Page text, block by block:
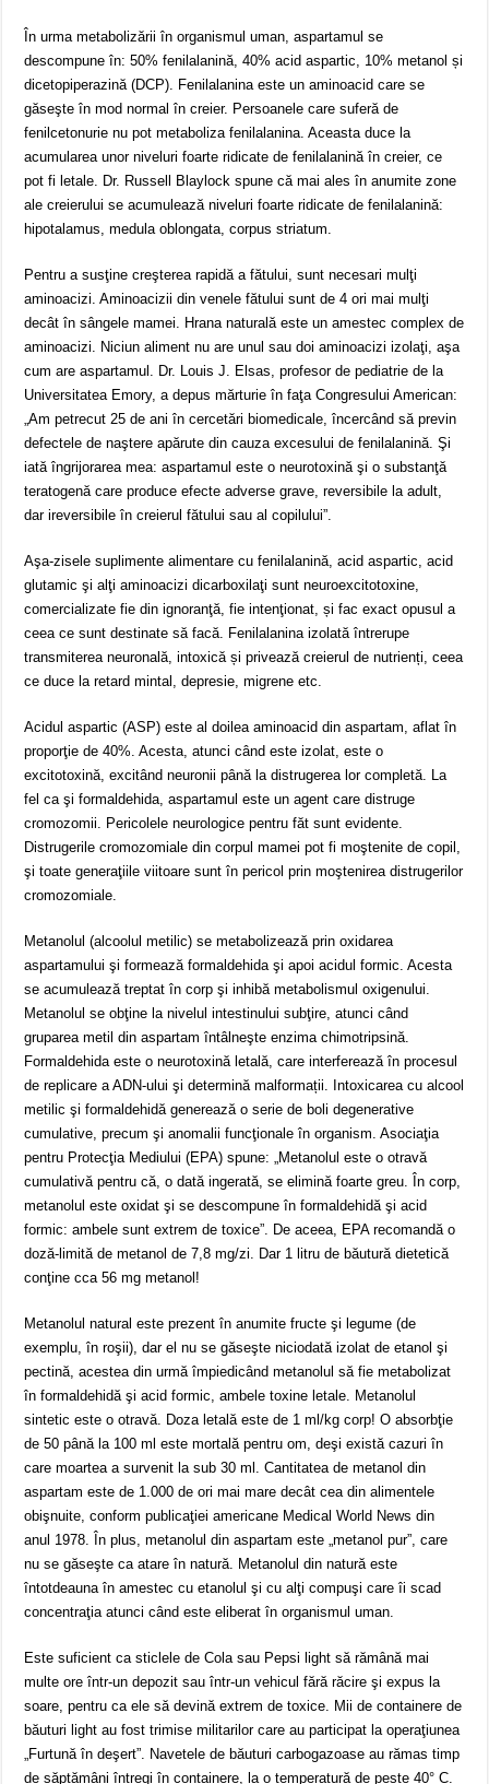
În urma metabolizării în organismul uman, aspartamul se
descompune în: 50% fenilalanină, 40% acid aspartic, 10% metanol și
dicetopiperazină (DCP). Fenilalanina este un aminoacid care se
găseşte în mod normal în creier. Persoanele care suferă de
fenilcetonurie nu pot metaboliza fenilalanina. Aceasta duce la
acumularea unor niveluri foarte ridicate de fenilalanină în creier, ce
pot fi letale. Dr. Russell Blaylock spune că mai ales în anumite zone
ale creierului se acumulează niveluri foarte ridicate de fenilalanină:
hipotalamus, medula oblongata, corpus striatum.
Pentru a susţine creşterea rapidă a fătului, sunt necesari mulţi
aminoacizi. Aminoacizii din venele fătului sunt de 4 ori mai mulţi
decât în sângele mamei. Hrana naturală este un amestec complex de
aminoacizi. Niciun aliment nu are unul sau doi aminoacizi izolaţi, aşa
cum are aspartamul. Dr. Louis J. Elsas, profesor de pediatrie de la
Universitatea Emory, a depus mărturie în faţa Congresului American:
„Am petrecut 25 de ani în cercetări biomedicale, încercând să previn
defectele de naştere apărute din cauza excesului de fenilalanină. Şi
iată îngrijorarea mea: aspartamul este o neurotoxină şi o substanţă
teratogenă care produce efecte adverse grave, reversibile la adult,
dar ireversibile în creierul fătului sau al copilului”.
Aşa-zisele suplimente alimentare cu fenilalanină, acid aspartic, acid
glutamic şi alţi aminoacizi dicarboxilaţi sunt neuroexcitotoxine,
comercializate fie din ignoranţă, fie intenţionat, și fac exact opusul a
ceea ce sunt destinate să facă. Fenilalanina izolată întrerupe
transmiterea neuronală, intoxică și privează creierul de nutrienți, ceea
ce duce la retard mintal, depresie, migrene etc.
Acidul aspartic (ASP) este al doilea aminoacid din aspartam, aflat în
proporţie de 40%. Acesta, atunci când este izolat, este o
excitotoxină, excitând neuronii până la distrugerea lor completă. La
fel ca şi formaldehida, aspartamul este un agent care distruge
cromozomii. Pericolele neurologice pentru făt sunt evidente.
Distrugerile cromozomiale din corpul mamei pot fi moştenite de copil,
şi toate generaţiile viitoare sunt în pericol prin moştenirea distrugerilor
cromozomiale.
Metanolul (alcoolul metilic) se metabolizează prin oxidarea
aspartamului şi formează formaldehida şi apoi acidul formic. Acesta
se acumulează treptat în corp şi inhibă metabolismul oxigenului.
Metanolul se obţine la nivelul intestinului subţire, atunci când
gruparea metil din aspartam întâlneşte enzima chimotripsină.
Formaldehida este o neurotoxină letală, care interferează în procesul
de replicare a ADN-ului şi determină malformații. Intoxicarea cu alcool
metilic şi formaldehidă generează o serie de boli degenerative
cumulative, precum şi anomalii funcţionale în organism. Asociaţia
pentru Protecţia Mediului (EPA) spune: „Metanolul este o otravă
cumulativă pentru că, o dată ingerată, se elimină foarte greu. În corp,
metanolul este oxidat şi se descompune în formaldehidă şi acid
formic: ambele sunt extrem de toxice”. De aceea, EPA recomandă o
doză-limită de metanol de 7,8 mg/zi. Dar 1 litru de băutură dietetică
conţine cca 56 mg metanol!
Metanolul natural este prezent în anumite fructe şi legume (de
exemplu, în roşii), dar el nu se găseşte niciodată izolat de etanol şi
pectină, acestea din urmă împiedicând metanolul să fie metabolizat
în formaldehidă şi acid formic, ambele toxine letale. Metanolul
sintetic este o otravă. Doza letală este de 1 ml/kg corp! O absorbţie
de 50 până la 100 ml este mortală pentru om, deşi există cazuri în
care moartea a survenit la sub 30 ml. Cantitatea de metanol din
aspartam este de 1.000 de ori mai mare decât cea din alimentele
obişnuite, conform publicaţiei americane Medical World News din
anul 1978. În plus, metanolul din aspartam este „metanol pur”, care
nu se găseşte ca atare în natură. Metanolul din natură este
întotdeauna în amestec cu etanolul şi cu alţi compuşi care îi scad
concentraţia atunci când este eliberat în organismul uman.
Este suficient ca sticlele de Cola sau Pepsi light să rămână mai
multe ore într-un depozit sau într-un vehicul fără răcire şi expus la
soare, pentru ca ele să devină extrem de toxice. Mii de containere de
băuturi light au fost trimise militarilor care au participat la operaţiunea
„Furtună în deşert”. Navetele de băuturi carbogazoase au rămas timp
de săptămâni întregi în containere, la o temperatură de peste 40° C.